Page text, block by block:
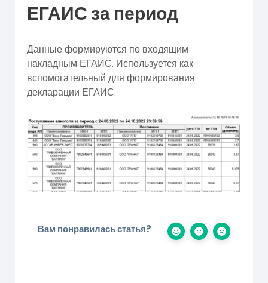
ЕГАИС за период
Данные формируются по входящим
накладным ЕГАИС. Используется как
вспомогательный для формирования
декларации ЕГАИС.
Вам понравилась статья?